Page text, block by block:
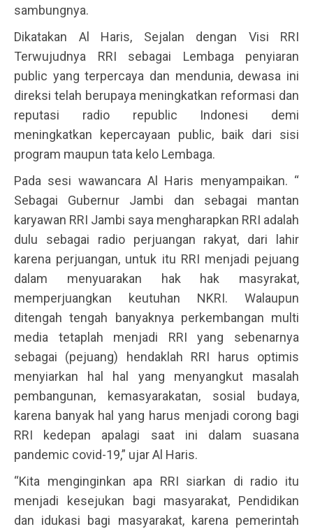
sambungnya.
Dikatakan Al Haris, Sejalan dengan Visi RRI
Terwujudnya RRI sebagai Lembaga penyiaran
public yang terpercaya dan mendunia, dewasa ini
direksi telah berupaya meningkatkan reformasi dan
reputasi radio republic Indonesi demi
meningkatkan kepercayaan public, baik dari sisi
program maupun tata kelo Lembaga.
Pada sesi wawancara Al Haris menyampaikan. “
Sebagai Gubernur Jambi dan sebagai mantan
karyawan RRI Jambi saya mengharapkan RRI adalah
dulu sebagai radio perjuangan rakyat, dari lahir
karena perjuangan, untuk itu RRI menjadi pejuang
dalam menyuarakan hak hak masyrakat,
memperjuangkan keutuhan NKRI. Walaupun
ditengah tengah banyaknya perkembangan multi
media tetaplah menjadi RRI yang sebenarnya
sebagai (pejuang) hendaklah RRI harus optimis
menyiarkan hal hal yang menyangkut masalah
pembangunan, kemasyarakatan, sosial budaya,
karena banyak hal yang harus menjadi corong bagi
RRI kedepan apalagi saat ini dalam suasana
pandemic covid-19,” ujar Al Haris.
“Kita menginginkan apa RRI siarkan di radio itu
menjadi kesejukan bagi masyarakat, Pendidikan
dan idukasi bagi masyarakat, karena pemerintah